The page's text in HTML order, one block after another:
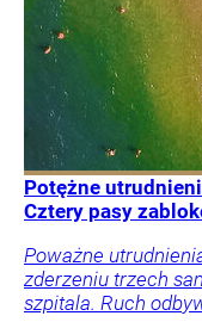
Potężne
Cztery pasy
Poważne
zderzeniu trzech
szpitala. Ruch